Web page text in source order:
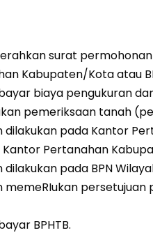
surat
Kabupaten/Kota atau
biaya pengukuran
pemeriksaan tanah
dilakukan pada Kantor
Pertanahan
pada BPN
memeRIukan
BPHTB.